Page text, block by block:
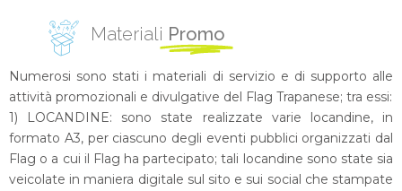
Materiali Promo
Numerosi sono stati i materiali di servizio e di supporto alle
attività promozionali e divulgative del Flag Trapanese; tra essi:
1) LOCANDINE: sono state realizzate varie locandine, in
formato A3, per ciascuno degli eventi pubblici organizzati dal
Flag o a cui il Flag ha partecipato; tali locandine sono state sia
veicolate in maniera digitale sul sito e sui social che stampate